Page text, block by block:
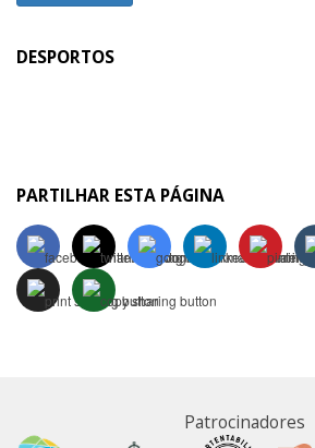
DESPORTOS
PARTILHAR ESTA PÁGINA
Patrocinadores